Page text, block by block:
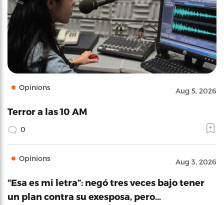
Opinions Aug 5, 2026
Terror a las 10 AM
0
Opinions Aug 3, 2026
“Esa es mi letra”: negó tres veces bajo tener
un plan contra su exesposa, pero…